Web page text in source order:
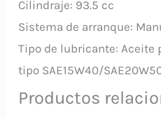
Cilindraje: 93.5 cc
Sistema de arranque:
Tipo de lubricante: Aceite
tipo SAE15W40/
Productos